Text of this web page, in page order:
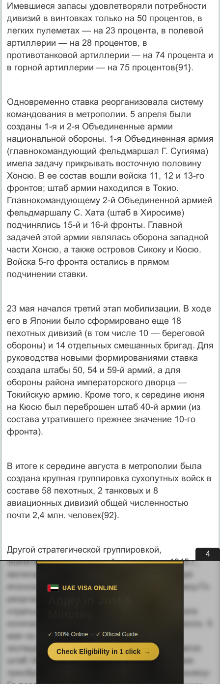
Имевшиеся запасы удовлетворяли потребности
дивизий в винтовках только на 50 процентов, в
легких пулеметах — на 23 процента, в полевой
артиллерии — на 28 процентов, в
противотанковой артиллерии — на 74 процента и
в горной артиллерии — на 75 процентов{91}.
Одновременно ставка реорганизовала систему
командования в метрополии. 5 апреля были
созданы 1-я и 2-я Объединенные армии
национальной обороны. 1-я Объединенная армия
(главнокомандующий фельдмаршал Г. Сугияма)
имела задачу прикрывать восточную половину
Хонсю. В ее состав вошли войска 11, 12 и 13-го
фронтов; штаб армии находился в Токио.
Главнокомандующему 2-й Объединенной армией
фельдмаршалу С. Хата (штаб в Хиросиме)
подчинялись 15-й и 16-й фронты. Главной
задачей этой армии являлась оборона западной
части Хонсю, а также островов Сикоку и Кюсю.
Войска 5-го фронта остались в прямом
подчинении ставки.
23 мая начался третий этап мобилизации. В ходе
его в Японии было сформировано еще 18
пехотных дивизий (в том числе 10 — береговой
обороны) и 14 отдельных смешанных бригад. Для
руководства новыми формированиями ставка
создала штабы 50, 54 и 59-й армий, а для
обороны района императорского дворца —
Токийскую армию. Кроме того, к середине июня
на Кюсю был переброшен штаб 40-й армии (из
состава утратившего прежнее значение 10-го
фронта).
В итоге к середине августа в метрополии была
создана крупная группировка сухопутных войск в
составе 58 пехотных, 2 танковых и 8
авиационных дивизий общей численностью
почти 2,4 млн. человек{92}.
Другой стратегической группировкой,
значительно увеличившейся в течение 1945 г.,
являлась Квантунская армия. Уже 16 января
японские пограничные гарнизоны в Маньчжоу-Го
реорганизуются в 8 пехотных дивизий и 4
отдельные смешанные бригады. В результате
количество соединений существенно возросло. 5
мая на усиление Квантунской армии из
экспедиционных сил в Китае перебрасывается
штаб 34-й армии, а 5 июня Оборонная армия
преобразуется в 44-ю. Проведенная в Маньчжоу-
3